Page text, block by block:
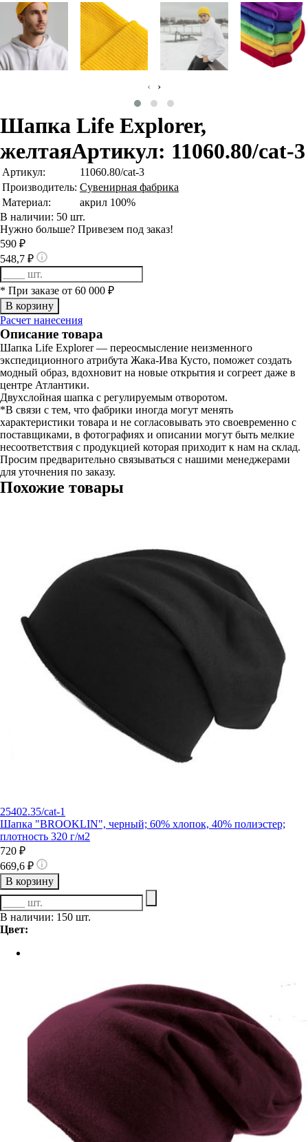
‹ ›
Шапка Life Explorer,
желтаяАртикул: 11060.80/cat-3
Артикул:
11060.80/cat-3
Производитель: Сувенирная фабрика
Материал:
акрил 100%
В наличии: 50 шт.
Нужно больше? Привезем под заказ!
590 ₽
548,7 ₽
* При заказе от 60 000 ₽
Расчет нанесения
Описание товара
Шапка Life Explorer — переосмысление неизменного
экспедиционного атрибута Жака-Ива Кусто, поможет создать
модный образ, вдохновит на новые открытия и согреет даже в
центре Атлантики.
Двухслойная шапка с регулируемым отворотом.
*В связи с тем, что фабрики иногда могут менять
характеристики товара и не согласовывать это своевременно с
поставщиками, в фотографиях и описании могут быть мелкие
несоответствия с продукцией которая приходит к нам на склад.
Просим предварительно связываться с нашими менеджерами
для уточнения по заказу.
Похожие товары
25402.35/cat-1
Шапка "BROOKLIN", черный; 60% хлопок, 40% полиэстер;
плотность 320 г/м2
720 ₽
669,6 ₽
В корзину
В наличии: 150 шт.
Цвет: